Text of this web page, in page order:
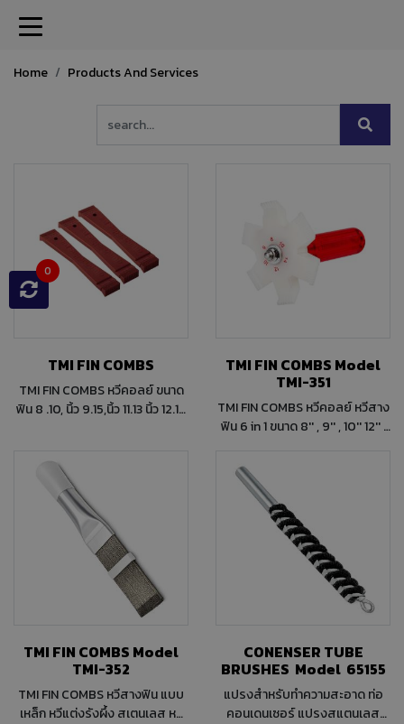
0
Home Products And Services
TMI FIN COMBS
TMI FIN COMBS หวีคอลย์ ขนาด
ฟิน 8 .10, นิ้ว 9.15,นิ้ว 11.13 นิ้ว 12.14
TMI FIN COMBS Model
TMI-351
TMI FIN COMBS หวีคอลย์ หวีสาง
ฟิน 6 in 1 ขนาด 8'' , 9'' , 10'' 12'' ,
TMI FIN COMBS Model
TMI-352
TMI FIN COMBS หวีสางฟิน แบบ
เหล็ก หวีแต่งรังผึ้ง สเตนเลส หวี
CONENSER TUBE
BRUSHES Model 65155
แปรงสำหรับทำความสะอาด ท่อ
คอนเดนเซอร์ แปรงสแตนเลส